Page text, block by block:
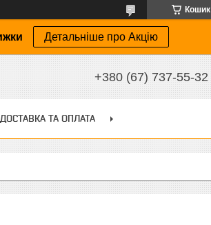
Кошик
Детальніше про Акцію
+380 (67) 737-55-32
ДОСТАВКА ТА ОПЛАТА